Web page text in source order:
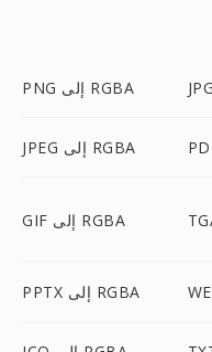
PNG إلى RGBA
JPEG إلى RGBA
GIF إلى RGBA
PPTX إلى RGBA